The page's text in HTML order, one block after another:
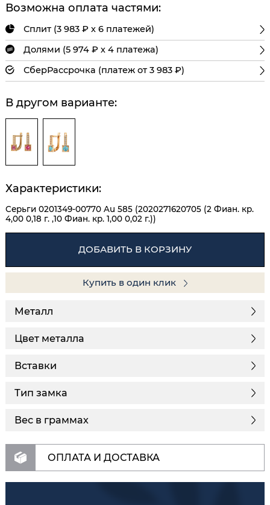
Возможна оплата частями:
Сплит (3 983 ₽ х 6 платежей)
Долями (5 974 ₽ х 4 платежа)
СберРассрочка (платеж от 3 983 ₽)
В другом варианте:
Характеристики:
Серьги 0201349-00770 Au 585 (2020271620705 (2 Фиан. кр.
4,00 0,18 г. ,10 Фиан. кр. 1,00 0,02 г.))
ДОБАВИТЬ В КОРЗИНУ
Купить в один клик
Металл
Цвет металла
Вставки
Тип замка
Вес в граммах
ОПЛАТА И ДОСТАВКА